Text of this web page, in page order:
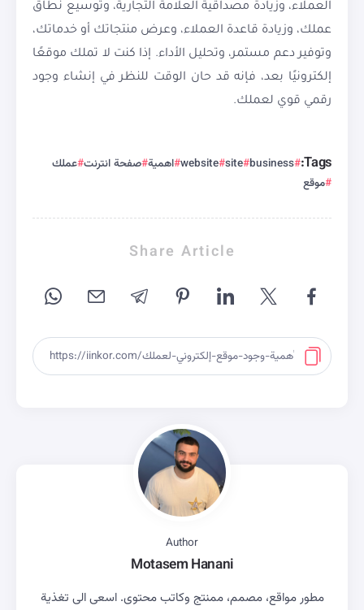
العملاء، وزيادة مصداقية العلامة التجارية، وتوسيع نطاق
عملك، وزيادة قاعدة العملاء، وعرض منتجاتك أو خدماتك،
وتوفير دعم مستمر، وتحليل الأداء. إذا كنت لا تملك موقعًا
إلكترونيًا بعد، فإنه قد حان الوقت للنظر في إنشاء وجود
رقمي قوي لعملك.
Tags:
business
site
website اهمية صفحة انترنت عملك
موقع
Share Article
Author
Motasem Hanani
مطور مواقع، مصمم، ممنتج وكاتب محتوى. اسعى الى تغذية